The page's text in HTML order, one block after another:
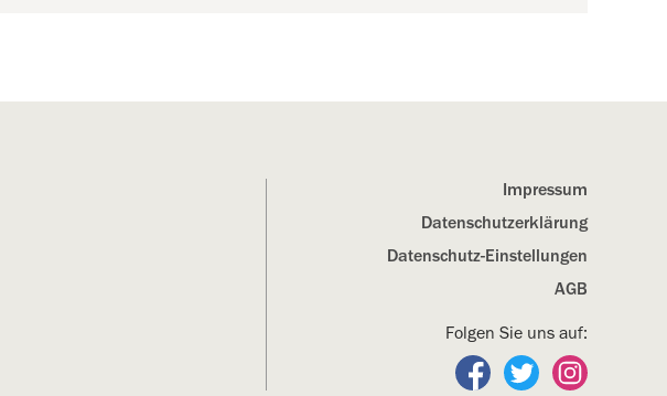
Impressum
Datenschutz­erklärung
Datenschutz-Einstellungen
AGB
Folgen Sie uns auf:
Folgen Sie uns auf
Folgen Sie uns